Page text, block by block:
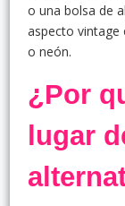
o una bolsa de
aspecto
o neón.
¿Por
lugar